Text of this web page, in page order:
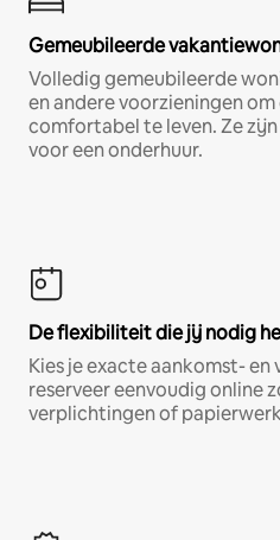
Gemeubileerde
Volledig gemeubileerde
en andere voorzieningen
comfortabel te leven. Ze
voor een onderhuur.
De flexibiliteit die jij nodig
Kies je exacte aankomst-
reserveer eenvoudig online
verplichtingen of